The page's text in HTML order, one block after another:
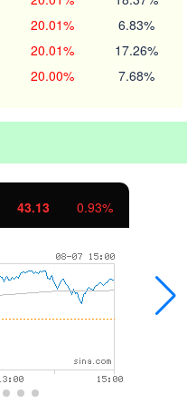
20.01% 6.83%
20.01% 17.26%
20.00% 7.68%
11.37 1.01%